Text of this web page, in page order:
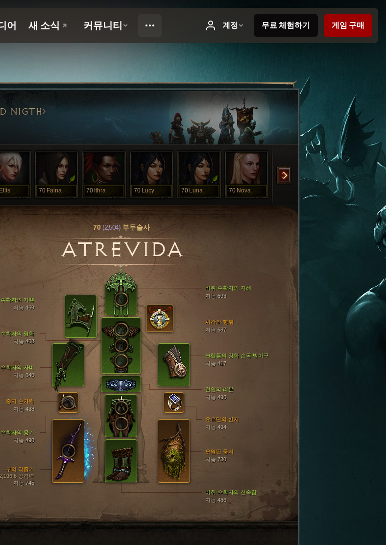
NIGTH
Ellis 70 Faina 70 Ithra 70 Lucy 70 Luna 70 Nova Quest
70(2,504)부두술사
ATREVIDA
비취 수확자의 지혜
지능 693
확자의 평화
지능 468
비취 수확자의 신속함
지능 486
확자의 자비
지능 645
확자의 기쁨
지능 469
확자의 용기
지능 490
크렐름의 강화 손목 방어구
지능 417
부의 착즙기
공격력
지능 745
오염된 둥지
지능 730
현인의 리본
지능 496
요르단의 반지
지능 494
중지 손가락
지능 438
시간의 향취
지능 687